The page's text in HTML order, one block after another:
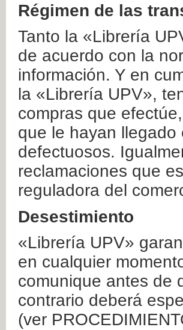
Régimen de las
Tanto la «Librería
de acuerdo con la
información. Y en
la «Librería UPV»,
compras que
que le hayan
defectuosos.
reclamaciones que
reguladora del
Desestimiento
«Librería UPV»
en cualquier
comunique antes de
contrario deberá
(ver